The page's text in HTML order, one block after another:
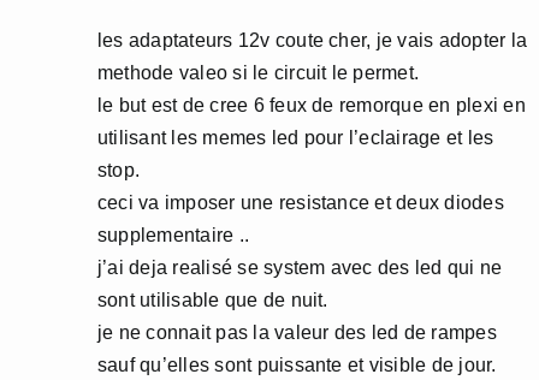
les adaptateurs 12v coute cher, je vais adopter la
methode valeo si le circuit le permet.
le but est de cree 6 feux de remorque en plexi en
utilisant les memes led pour l’eclairage et les
stop.
ceci va imposer une resistance et deux diodes
supplementaire ..
j’ai deja realisé se system avec des led qui ne
sont utilisable que de nuit.
je ne connait pas la valeur des led de rampes
sauf qu’elles sont puissante et visible de jour.